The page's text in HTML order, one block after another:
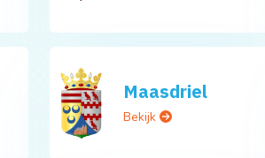
Maasdriel
Bekijk